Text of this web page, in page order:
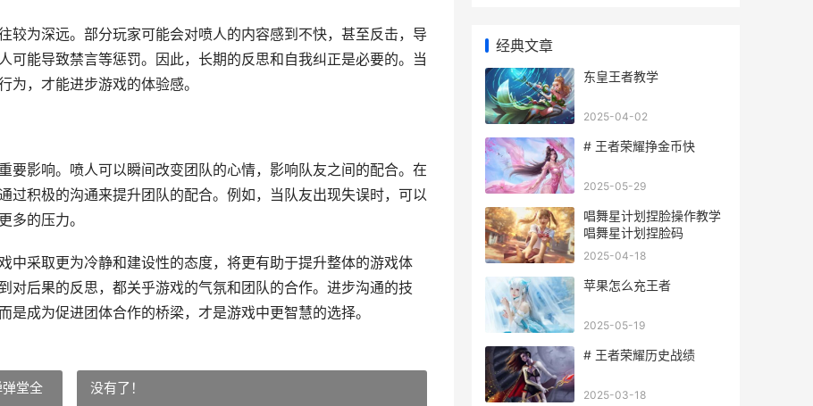
较为深远。部分玩家可能会对喷人的内容感到不快，甚至反击，导
可能导致禁言等惩罚。因此，长期的反思和自我纠正是必要的。当
为，才能进步游戏的体验感。
要影响。喷人可以瞬间改变团队的心情，影响队友之间的配合。在
过积极的沟通来提升团队的配合。例如，当队友出现失误时，可以
多的压力。
中采取更为冷静和建设性的态度，将更有助于提升整体的游戏体
对后果的反思，都关乎游戏的气氛和团队的合作。进步沟通的技
成为促进团体合作的桥梁，才是游戏中更智慧的选择。
堂全
没有了！
经典文章
东皇王者教学
2025-04-02
# 王者荣耀挣金币快
2025-05-29
唱舞星计划捏脸操作教学
唱舞星计划捏脸码
2025-04-18
苹果怎么充王者
2025-05-19
# 王者荣耀历史战绩
2025-03-18